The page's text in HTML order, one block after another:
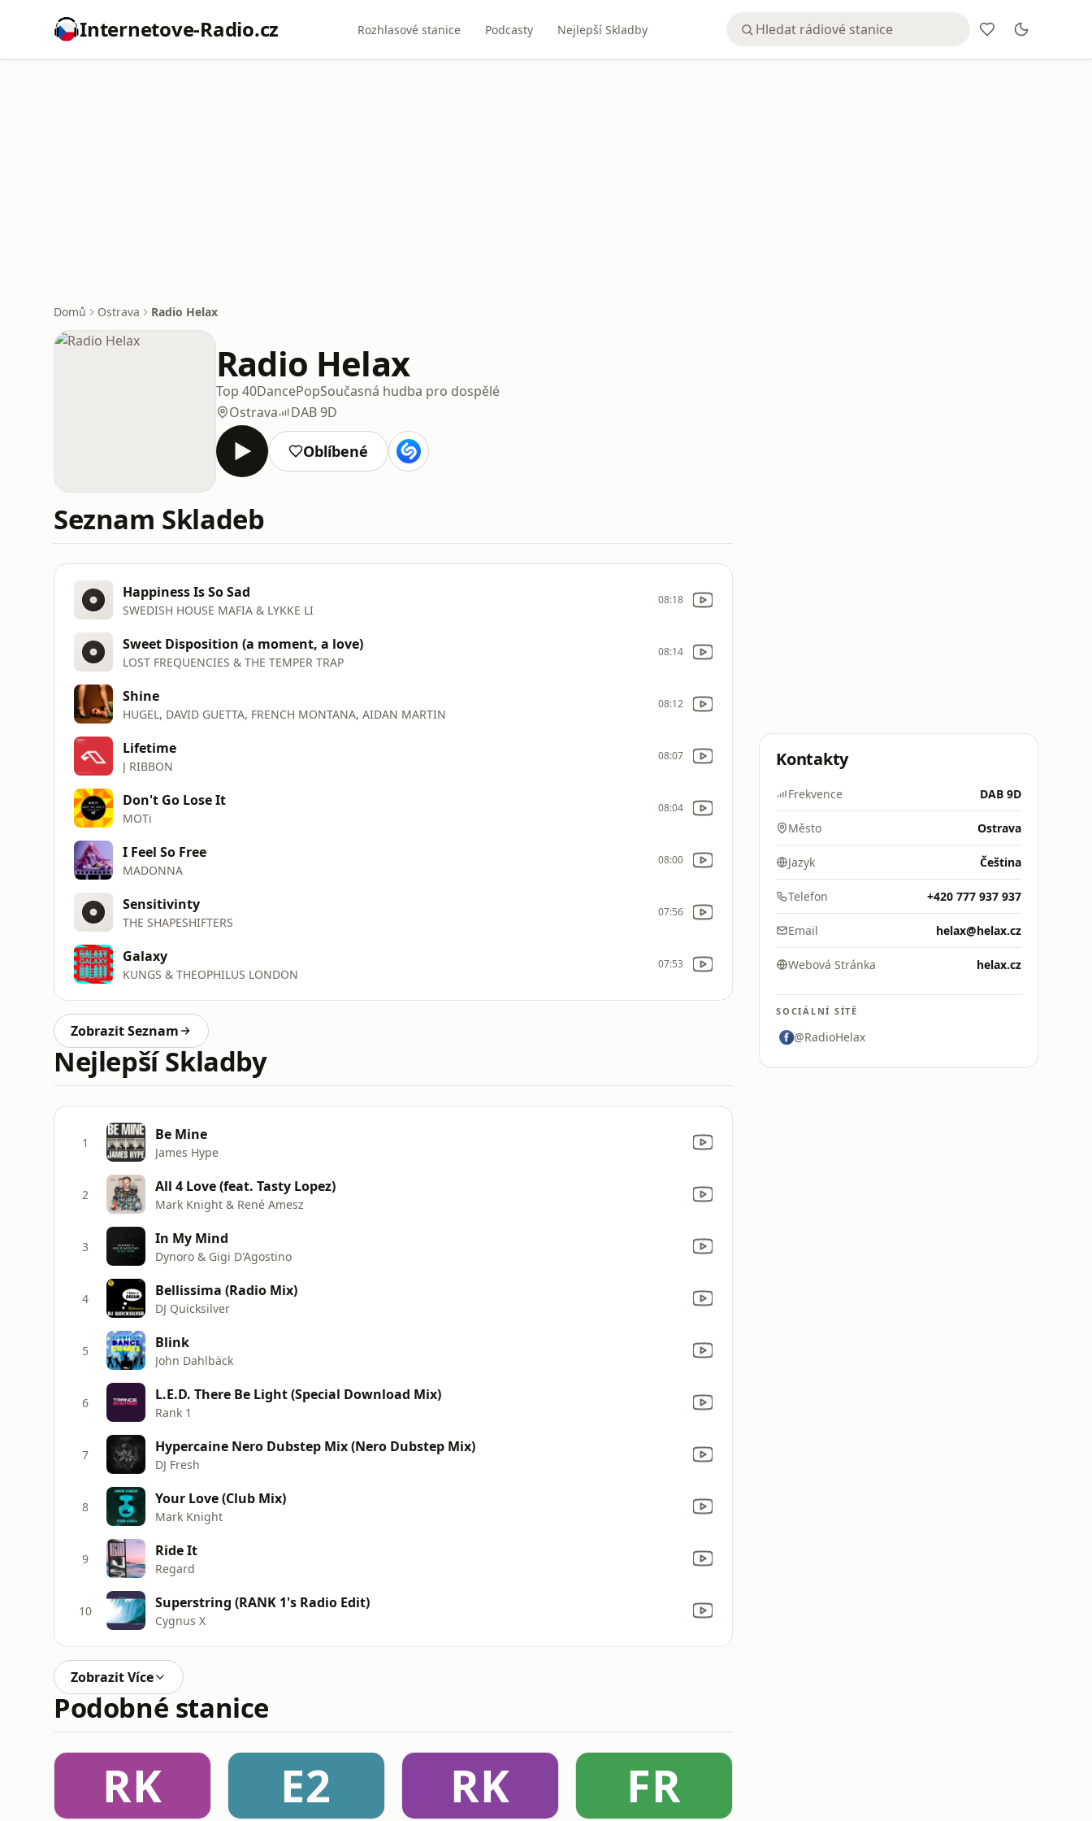
Internetove-Radio.cz Rozhlasové stanice Podcasty Nejlepší Skladby
Domů Ostrava Radio Helax
Radio Helax
Top 40DancePopSoučasná hudba pro dospělé
Ostrava
DAB 9D
Oblíbené
Seznam Skladeb
Happiness Is So Sad
SWEDISH HOUSE MAFIA & LYKKE LI
08:18
Sweet Disposition (a moment, a love)
LOST FREQUENCIES & THE TEMPER TRAP
08:14
Shine
HUGEL, DAVID GUETTA, FRENCH MONTANA, AIDAN MARTIN
08:12
Lifetime
J RIBBON
08:07
Don't Go Lose It
MOTi
08:04
I Feel So Free
MADONNA
08:00
Sensitivinty
THE SHAPESHIFTERS
07:56
Galaxy
KUNGS & THEOPHILUS LONDON
07:53
Zobrazit Seznam
Nejlepší Skladby
1 Be Mine
James Hype
2 All 4 Love (feat. Tasty Lopez)
Mark Knight & René Amesz
3 In My Mind
Dynoro & Gigi D'Agostino
4 Bellissima (Radio Mix)
DJ Quicksilver
5 Blink
John Dahlbäck
6 L.E.D. There Be Light (Special Download Mix)
Rank 1
7 Hypercaine Nero Dubstep Mix (Nero Dubstep Mix)
DJ Fresh
8 Your Love (Club Mix)
Mark Knight
9 Ride It
Regard
10 Superstring (RANK 1's Radio Edit)
Cygnus X
Zobrazit Více
Podobné stanice
RK E2 RK FR
Kontakty
Frekvence DAB 9D
Město Ostrava
Jazyk Čeština
Telefon +420 777 937 937
Email helax@helax.cz
Webová Stránka helax.cz
SOCIÁLNÍ SÍTĚ
@RadioHelax